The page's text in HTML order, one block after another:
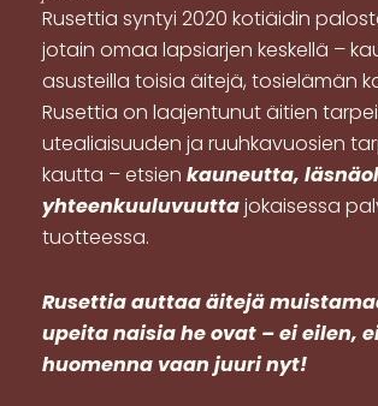
Rusettia syntyi 2020 kotiäidin
jotain omaa lapsiarjen keskellä –
asusteilla toisia äitejä, tosielämän
Rusettia on laajentunut äitien
utealiaisuuden ja ruuhkavuosien
kautta – etsien kauneutta,
yhteenkuuluvuuttajokaisessa
tuotteessa.
Rusettia auttaa äitejä
upeita naisia he ovat – ei eilen,
huomenna vaan juuri nyt!